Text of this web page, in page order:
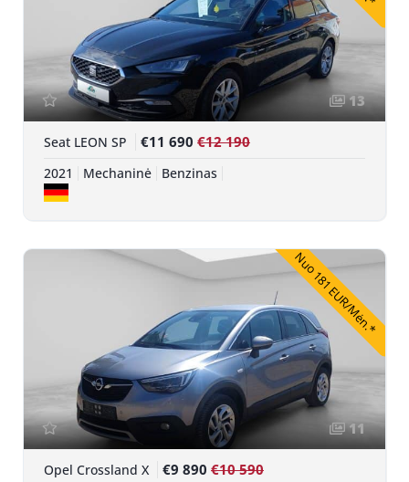
13
Seat LEON SP €11 690 €12 190
2021 Mechaninė Benzinas
Nuo 181 EUR/Mėn.*
11
Opel Crossland X €9 890 €10 590